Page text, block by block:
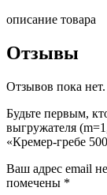
d95,83
d15
x
мм)
Куттер
"Кремер-
гребе
500"
описание товара
Отзывы
Отзывов пока нет.
Будьте первым,
выгружателя
«Кремер-гребе
Ваш адрес email
помечены *